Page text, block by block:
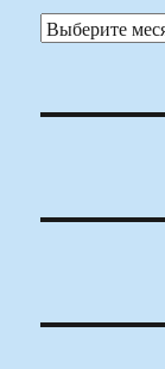
Архивы